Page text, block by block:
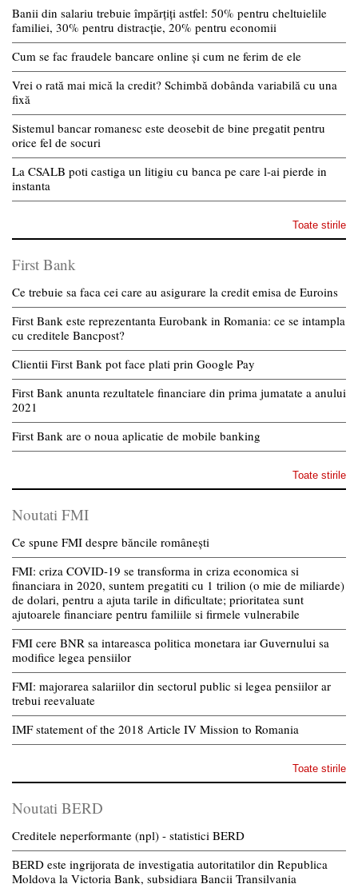
Banii din salariu trebuie împărțiți astfel: 50% pentru cheltuielile
familiei, 30% pentru distracție, 20% pentru economii
Cum se fac fraudele bancare online și cum ne ferim de ele
Vrei o rată mai mică la credit? Schimbă dobânda variabilă cu una
fixă
Sistemul bancar romanesc este deosebit de bine pregatit pentru
orice fel de socuri
La CSALB poti castiga un litigiu cu banca pe care l-ai pierde in
instanta
Toate stirile
First Bank
Ce trebuie sa faca cei care au asigurare la credit emisa de Euroins
First Bank este reprezentanta Eurobank in Romania: ce se intampla
cu creditele Bancpost?
Clientii First Bank pot face plati prin Google Pay
First Bank anunta rezultatele financiare din prima jumatate a anului
2021
First Bank are o noua aplicatie de mobile banking
Toate stirile
Noutati FMI
Ce spune FMI despre băncile românești
FMI: criza COVID-19 se transforma in criza economica si
financiara in 2020, suntem pregatiti cu 1 trilion (o mie de miliarde)
de dolari, pentru a ajuta tarile in dificultate; prioritatea sunt
ajutoarele financiare pentru familiile si firmele vulnerabile
FMI cere BNR sa intareasca politica monetara iar Guvernului sa
modifice legea pensiilor
FMI: majorarea salariilor din sectorul public si legea pensiilor ar
trebui reevaluate
IMF statement of the 2018 Article IV Mission to Romania
Toate stirile
Noutati BERD
Creditele neperformante (npl) - statistici BERD
BERD este ingrijorata de investigatia autoritatilor din Republica
Moldova la Victoria Bank, subsidiara Bancii Transilvania